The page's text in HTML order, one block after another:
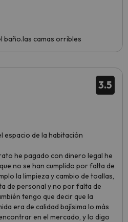
baño.las camas orribles
3.5
espacio de la habitación
he pagado con dinero legal he
no se han cumplido por falta de
la limpieza y cambio de toallas,
de personal y no por falta de
tengo que decir que la
era de calidad bajísima lo más
en el mercado, y lo digo